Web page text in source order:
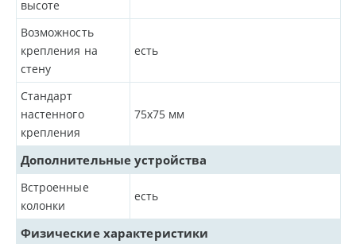
высоте
Возможность
крепления на
стену
есть
Стандарт
настенного
крепления
75x75 мм
Дополнительные устройства
Встроенные
колонки
есть
Физические характеристики